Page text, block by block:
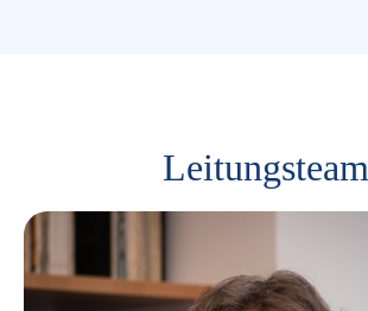
Leitungsteam